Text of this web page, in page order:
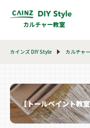
カルチャー教室
カインズ DIY Style カルチャ
【トールペイント教